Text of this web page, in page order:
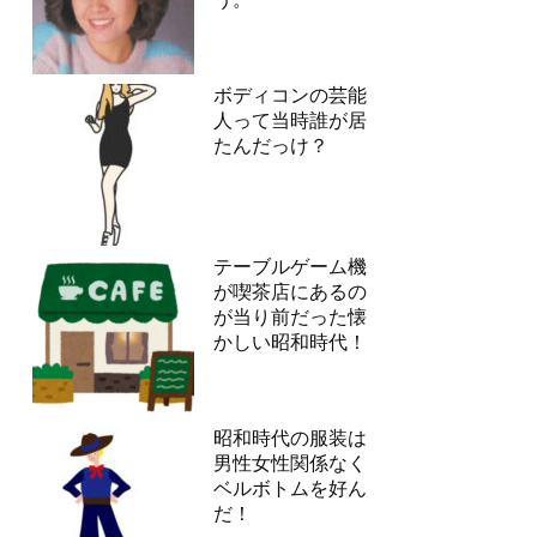
ボディコンの芸能
人って当時誰が居
たんだっけ？
テーブルゲーム機
が喫茶店にあるの
が当り前だった懐
かしい昭和時代！
昭和時代の服装は
男性女性関係なく
ベルボトムを好ん
だ！